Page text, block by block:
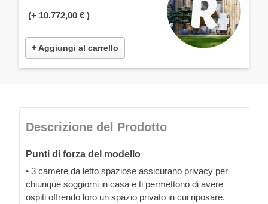
(+ 10.772,00 € )
+ Aggiungi al carrello
Descrizione del Prodotto
Punti di forza del modello
• 3 camere da letto spaziose assicurano privacy per
chiunque soggiorni in casa e ti permettono di avere
ospiti offrendo loro un spazio privato in cui riposare.